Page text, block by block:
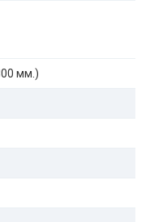
мм.)